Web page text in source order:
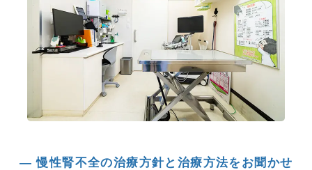
― 慢性腎不全の治療方針と治療方法をお聞かせ